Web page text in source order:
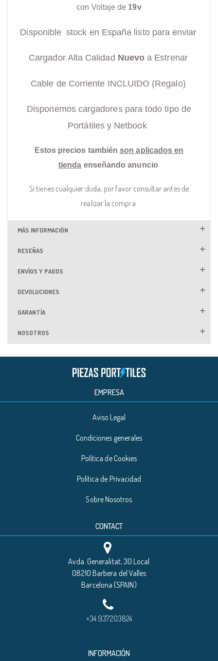
con Voltaje de 19v
Disponible stock en España listo para enviar
Cargador Alta Calidad Nuevo a Estrenar
Cable de Corriente INCLUIDO (Regalo)
Disponemos cargadores para todo tipo de
Portátiles y Netbook
Estos precios también son aplicados en
tienda enseñando anuncio
Si tienes cualquier duda, por favor consultar antes de
realizar la compra
MÁS INFORMACIÓN
RESEÑAS
ENVÍOS Y PAGOS
DEVOLUCIONES
GARANTÍA
NOSOTROS
EMPRESA
Aviso Legal
Condiciones generales
Política de Cookies
Política de Privacidad
Sobre Nosotros
CONTACT
Avda. Generalitat, 30 Local
08210 Barbera del Valles
Barcelona (SPAIN)
+34 937203824
INFORMACIÓN